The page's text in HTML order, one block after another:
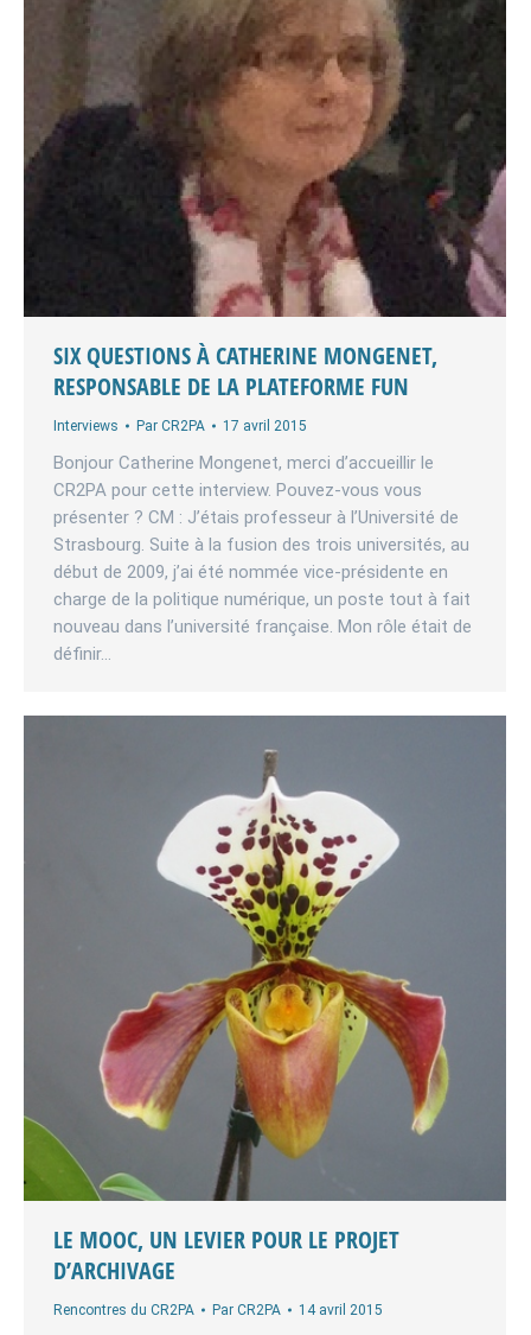
SIX QUESTIONS À CATHERINE MONGENET,
RESPONSABLE DE LA PLATEFORME FUN
Interviews Par CR2PA 17 avril 2015
Bonjour Catherine Mongenet, merci d’accueillir le
CR2PA pour cette interview. Pouvez-vous vous
présenter ? CM : J’étais professeur à l’Université de
Strasbourg. Suite à la fusion des trois universités, au
début de 2009, j’ai été nommée vice-présidente en
charge de la politique numérique, un poste tout à fait
nouveau dans l’université française. Mon rôle était de
définir…
LE MOOC, UN LEVIER POUR LE PROJET
D’ARCHIVAGE
Rencontres du CR2PA Par CR2PA 14 avril 2015